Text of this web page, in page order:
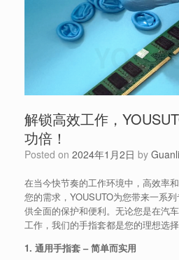
解锁高效工作，
功倍！
Posted on 2024年1月2日 by
在当今快节奏的工作环境中，高效率
您的需求，YOUSUTO为您带来一系
供全面的保护和便利。无论您是在汽
工作，我们的手指套都是您的理想选择
1. 通用手指套 – 简单而实用